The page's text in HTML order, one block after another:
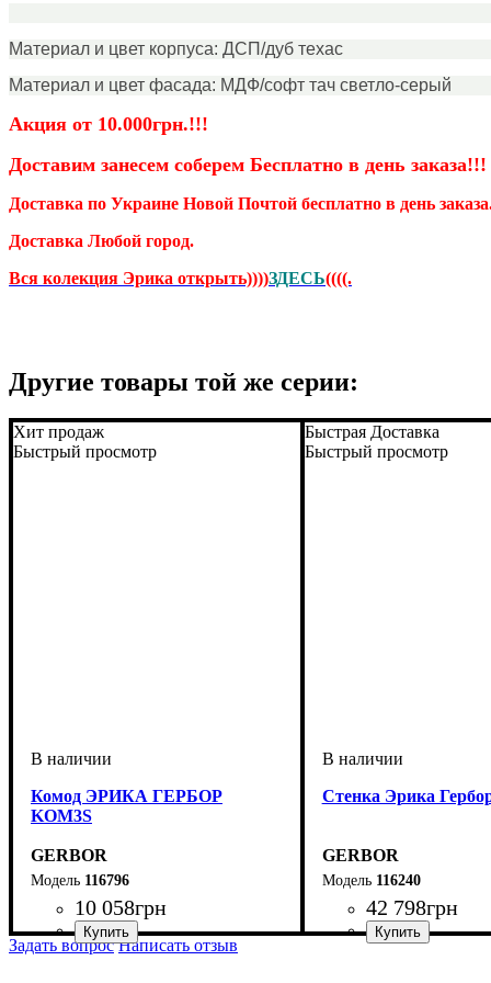
Материал и цвет корпуса: ДСП/дуб техас
Материал и цвет фасада: МДФ/софт тач светло-серый
Акция от 10.000грн.!!!
Доставим занесем соберем Бесплатно в день заказа!!!
Доставка по Украине Новой Почтой бесплатно в день
Доставка Любой город.
Вся колекция Эрика открыть))))ЗДЕСЬ((((.
Другие товары той же серии:
Хит продаж
Быстрый просмотр
Комод ЭРИКА ГЕРБОР
KOM3S
GERBOR
116796
10 058грн
ширина, мм: 1040
высота, мм : 980
глубина, мм: 455
Быстрая Доставка
Быстрый просмотр
Стенка Эрика
GERBOR
116240
42 798грн
Задать вопрос Написать отзыв